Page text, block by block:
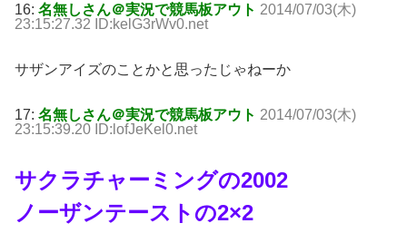
16: 名無しさん＠実況で競馬板アウト 2014/07/03(木)
23:15:27.32 ID:kelG3rWv0.net
サザンアイズのことかと思ったじゃねーか
17: 名無しさん＠実況で競馬板アウト 2014/07/03(木)
23:15:39.20 ID:lofJeKel0.net
サクラチャーミングの2002
ノーザンテーストの2×2